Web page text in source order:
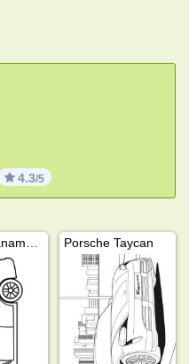
4.3/5
Porsche Taycan